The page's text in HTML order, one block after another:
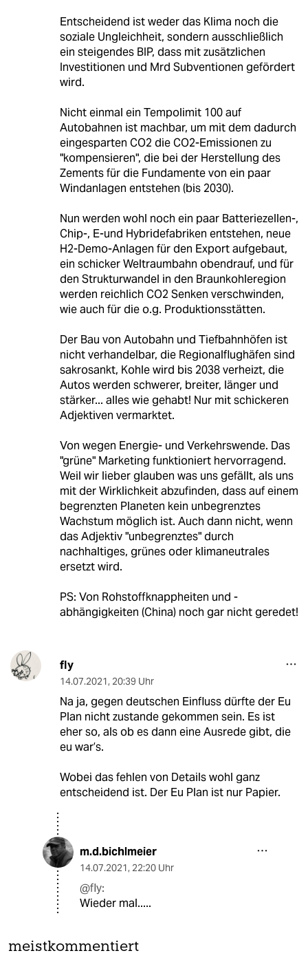
Entscheidend ist weder das Klima noch die
soziale Ungleichheit, sondern ausschließlich
ein steigendes BIP, dass mit zusätzlichen
Investitionen und Mrd Subventionen gefördert
wird.
Nicht einmal ein Tempolimit 100 auf
Autobahnen ist machbar, um mit dem dadurch
eingesparten CO2 die CO2-Emissionen zu
"kompensieren", die bei der Herstellung des
Zements für die Fundamente von ein paar
Windanlagen entstehen (bis 2030).
Nun werden wohl noch ein paar Batteriezellen-,
Chip-, E-und Hybridefabriken entstehen, neue
H2-Demo-Anlagen für den Export aufgebaut,
ein schicker Weltraumbahn obendrauf, und für
den Strukturwandel in den Braunkohleregion
werden reichlich CO2 Senken verschwinden,
wie auch für die o.g. Produktionsstätten.
Der Bau von Autobahn und Tiefbahnhöfen ist
nicht verhandelbar, die Regionalflughäfen sind
sakrosankt, Kohle wird bis 2038 verheizt, die
Autos werden schwerer, breiter, länger und
stärker... alles wie gehabt! Nur mit schickeren
Adjektiven vermarktet.
Von wegen Energie- und Verkehrswende. Das
"grüne" Marketing funktioniert hervorragend.
Weil wir lieber glauben was uns gefällt, als uns
mit der Wirklichkeit abzufinden, dass auf einem
begrenzten Planeten kein unbegrenztes
Wachstum möglich ist. Auch dann nicht, wenn
das Adjektiv "unbegrenztes" durch
nachhaltiges, grünes oder klimaneutrales
ersetzt wird.
PS: Von Rohstoffknappheiten und -
abhängigkeiten (China) noch gar nicht geredet!
fly
14.07.2021, 20:39 Uhr
Na ja, gegen deutschen Einfluss dürfte der Eu
Plan nicht zustande gekommen sein. Es ist
eher so, als ob es dann eine Ausrede gibt, die
eu war’s.
Wobei das fehlen von Details wohl ganz
entscheidend ist. Der Eu Plan ist nur Papier.
m.d.bichlmeier
14.07.2021, 22:20 Uhr
@fly:
Wieder mal.....
meistkommentiert